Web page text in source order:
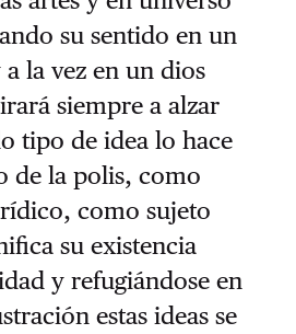
su sentido en un
la vez en un dios
siempre a alzar
tipo de idea lo hace
de la polis, como
como sujeto
su existencia
y refugiándose en
estas ideas se